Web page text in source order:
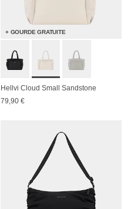
+ GOURDE GRATUITE
Hellvi Cloud Small Sandstone
79,90 €